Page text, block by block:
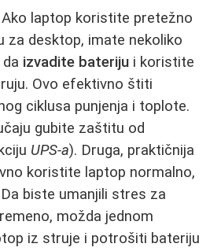
laptop koristite pretežno
za desktop, imate nekoliko
izvadite bateriju i koristite
Ovo efektivno štiti
ciklusa punjenja i toplote.
gubite zaštitu od
UPS-a). Druga, praktičnija
koristite laptop normalno,
biste umanjili stres za
možda jednom
iz struje i potrošiti bateriju